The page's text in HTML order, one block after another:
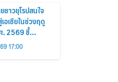
ชาวยุโรปสนใจ
อเชียในช่วงฤดู
2569 ชี้
กาะสมุย และ
นดับเมืองยอด
17:00